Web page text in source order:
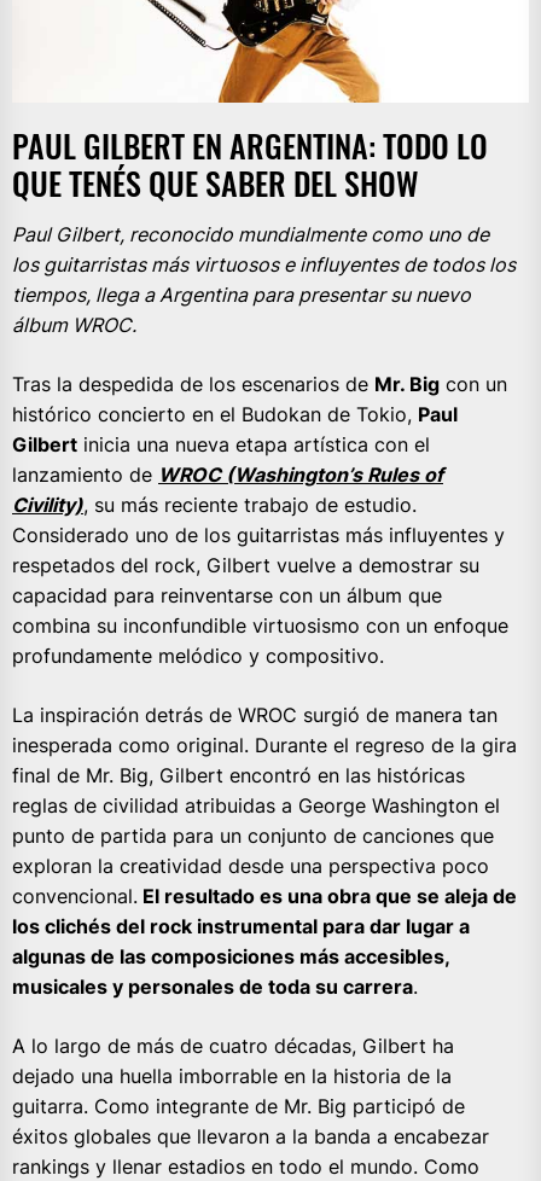
PAUL GILBERT EN ARGENTINA: TODO LO
QUE TENÉS QUE SABER DEL SHOW
Paul Gilbert, reconocido mundialmente como uno de
los guitarristas más virtuosos e influyentes de todos los
tiempos, llega a Argentina para presentar su nuevo
álbum WROC.
Tras la despedida de los escenarios de Mr. Big con un
histórico concierto en el Budokan de Tokio, Paul
Gilbert inicia una nueva etapa artística con el
lanzamiento de WROC (Washington’s Rules of
Civility), su más reciente trabajo de estudio.
Considerado uno de los guitarristas más influyentes y
respetados del rock, Gilbert vuelve a demostrar su
capacidad para reinventarse con un álbum que
combina su inconfundible virtuosismo con un enfoque
profundamente melódico y compositivo.
La inspiración detrás de WROC surgió de manera tan
inesperada como original. Durante el regreso de la gira
final de Mr. Big, Gilbert encontró en las históricas
reglas de civilidad atribuidas a George Washington el
punto de partida para un conjunto de canciones que
exploran la creatividad desde una perspectiva poco
convencional. El resultado es una obra que se aleja de
los clichés del rock instrumental para dar lugar a
algunas de las composiciones más accesibles,
musicales y personales de toda su carrera.
A lo largo de más de cuatro décadas, Gilbert ha
dejado una huella imborrable en la historia de la
guitarra. Como integrante de Mr. Big participó de
éxitos globales que llevaron a la banda a encabezar
rankings y llenar estadios en todo el mundo. Como